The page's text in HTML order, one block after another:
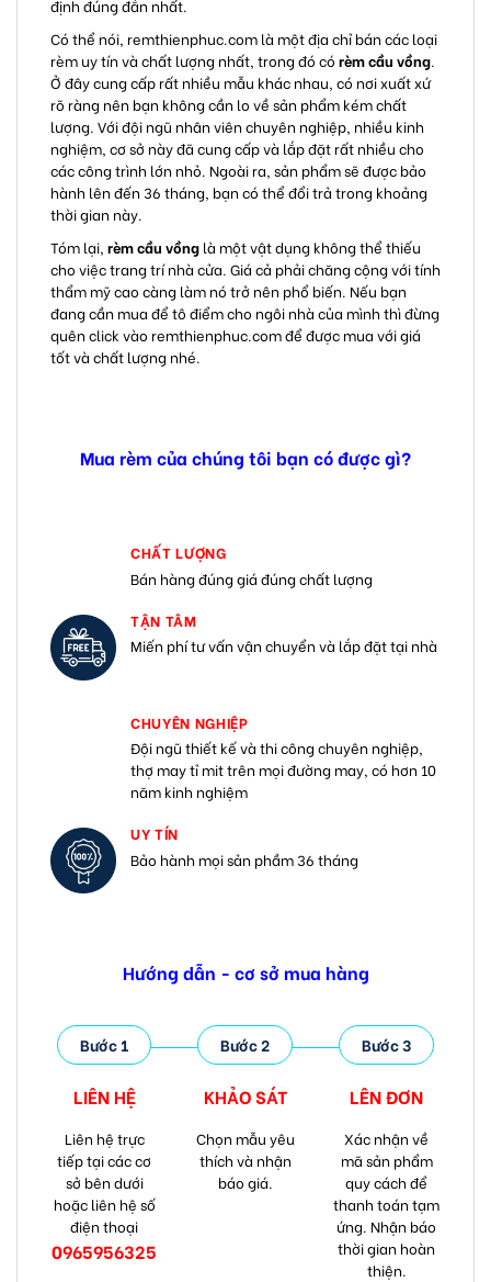
định đúng đắn nhất.
Có thể nói, remthienphuc.com là một địa chỉ bán các loại
rèm uy tín và chất lượng nhất, trong đó có rèm cầu vồng.
Ở đây cung cấp rất nhiều mẫu khác nhau, có nơi xuất xứ
rõ ràng nên bạn không cần lo về sản phẩm kém chất
lượng. Với đội ngũ nhân viên chuyên nghiệp, nhiều kinh
nghiệm, cơ sở này đã cung cấp và lắp đặt rất nhiều cho
các công trình lớn nhỏ. Ngoài ra, sản phẩm sẽ được bảo
hành lên đến 36 tháng, bạn có thể đổi trả trong khoảng
thời gian này.
Tóm lại, rèm cầu vồng là một vật dụng không thể thiếu
cho việc trang trí nhà cửa. Giá cả phải chăng cộng với tính
thẩm mỹ cao càng làm nó trở nên phổ biến. Nếu bạn
đang cần mua để tô điểm cho ngôi nhà của mình thì đừng
quên click vào remthienphuc.comđể được mua với giá
tốt và chất lượng nhé.
Mua rèm của chúng tôi bạn có được gì?
CHẤT LƯỢNG
Bán hàng đúng giá đúng chất lượng
TẬN TÂM
Miến phí tư vấn vận chuyển và lắp đặt tại nhà
CHUYÊN NGHIỆP
Đội ngũ thiết kế và thi công chuyên nghiệp,
thợ may tỉ mit trên mọi đường may, có hơn 10
năm kinh nghiệm
UY TÍN
Bảo hành mọi sản phầm 36 tháng
Hướng dẫn - cơ sở mua hàng
Bước 1
LIÊN HỆ
Liên hệ trực
tiếp tại các cơ
sở bên dưới
hoặc liên hệ số
điện thoại
0965956325
Bước 2
KHẢO SÁT
Chọn mẫu yêu
thích và nhận
báo giá.
Bước 3
LÊN ĐƠN
Xác nhận về
mã sản phẩm
quy cách để
thanh toán tạm
ứng. Nhận báo
thời gian hoàn
thiện.